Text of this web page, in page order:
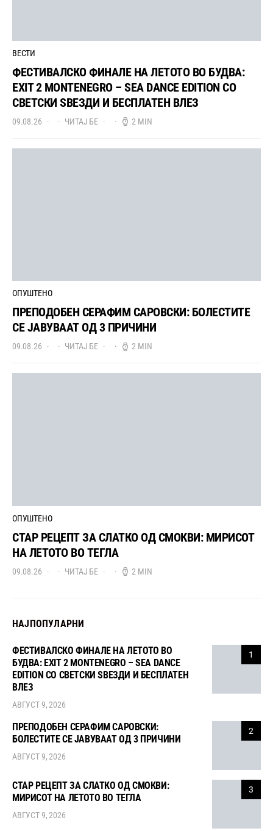
ВЕСТИ
ФЕСТИВАЛСКО ФИНАЛЕ НА ЛЕТОТО ВО БУДВА:
EXIT 2 MONTENEGRO – SEA DANCE EDITION СО
СВЕТСКИ ЅВЕЗДИ И БЕСПЛАТЕН ВЛЕЗ
09.08.26 ЧИТАЈ БЕ 2 MIN
ОПУШТЕНО
ПРЕПОДОБЕН СЕРАФИМ САРОВСКИ: БОЛЕСТИТЕ
СЕ ЈАВУВААТ ОД 3 ПРИЧИНИ
09.08.26 ЧИТАЈ БЕ 2 MIN
ОПУШТЕНО
СТАР РЕЦЕПТ ЗА СЛАТКО ОД СМОКВИ: МИРИСОТ
НА ЛЕТОТО ВО ТЕГЛА
09.08.26 ЧИТАЈ БЕ 2 MIN
НАЈПОПУЛАРНИ
1
ФЕСТИВАЛСКО ФИНАЛЕ НА ЛЕТОТО ВО
БУДВА: EXIT 2 MONTENEGRO – SEA DANCE
EDITION СО СВЕТСКИ ЅВЕЗДИ И БЕСПЛАТЕН
ВЛЕЗ
АВГУСТ 9, 2026
2
ПРЕПОДОБЕН СЕРАФИМ САРОВСКИ:
БОЛЕСТИТЕ СЕ ЈАВУВААТ ОД 3 ПРИЧИНИ
АВГУСТ 9, 2026
3
СТАР РЕЦЕПТ ЗА СЛАТКО ОД СМОКВИ:
МИРИСОТ НА ЛЕТОТО ВО ТЕГЛА
АВГУСТ 9, 2026